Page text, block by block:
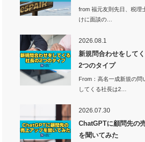
from 福元友則先日、税理
けに面談の…
2026.08.1
新規問合わせをして
2つのタイプ
From：高名一成新規の問
してくる社長は2…
2026.07.30
ChatGPTに顧問先の
を聞いてみた